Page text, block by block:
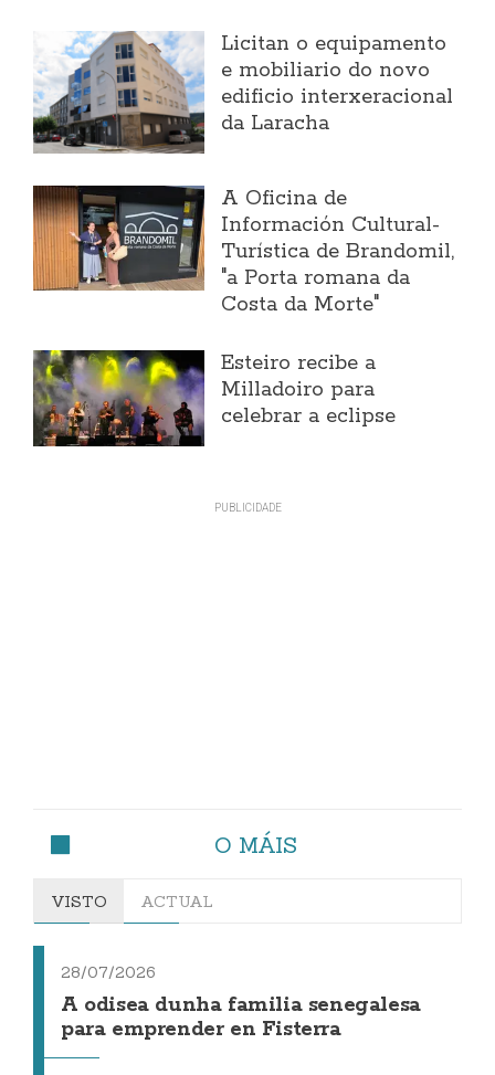
Licitan o equipamento
e mobiliario do novo
edificio interxeracional
da Laracha
A Oficina de
Información Cultural-
Turística de Brandomil,
"a Porta romana da
Costa da Morte"
Esteiro recibe a
Milladoiro para
celebrar a eclipse
O MÁIS
VISTO ACTUAL
28/07/2026
A odisea dunha familia senegalesa
para emprender en Fisterra